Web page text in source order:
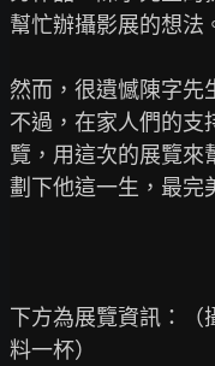
幫忙辦攝影展的想法
然而，很遺憾陳字先
不過，在家人們的支
覽，用這次的展覽來
劃下他這一生，最完
下方為展覽資訊：（
料一杯）